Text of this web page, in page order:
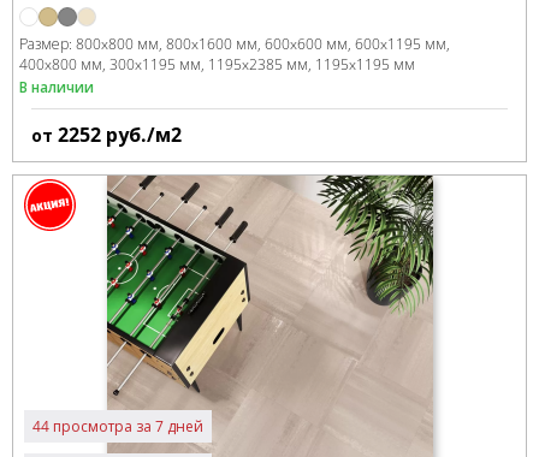
Размер: 800x800 мм 800x1600 мм 600x600 мм 600x1195 мм
400x800 мм 300x1195 мм 1195x2385 мм 1195x1195 мм
В наличии
от 2252 руб./м2
44 просмотра за 7 дней